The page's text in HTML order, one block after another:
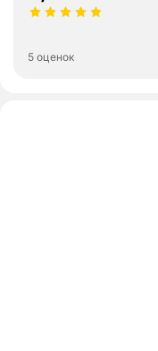
5 оценок